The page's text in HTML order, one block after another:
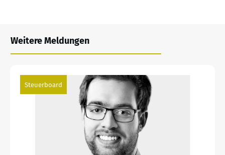
Weitere Meldungen
Steuerboard